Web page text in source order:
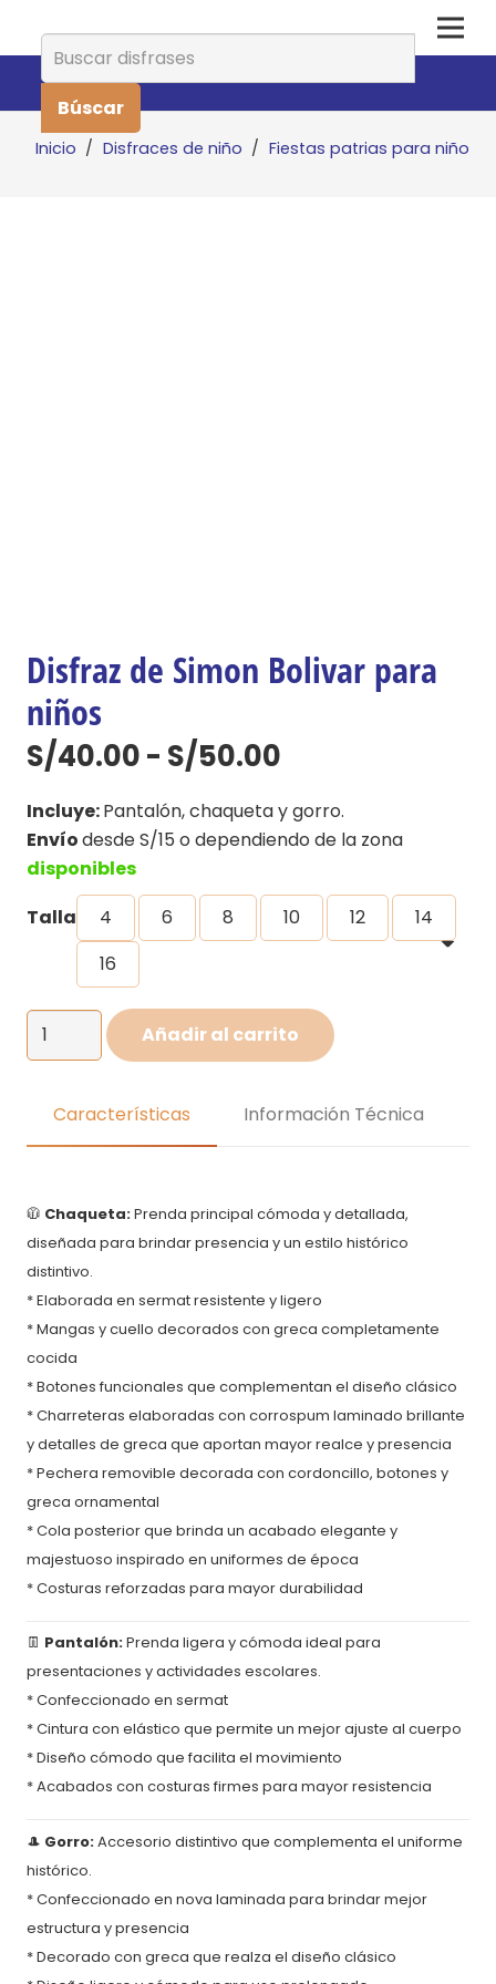
Buscar:
Inicio / Disfraces de niño / Fiestas patrias para niño
Disfraz de Simon Bolivar para
niños
S/40.00- S/50.00
precios:
desde
hasta
S/50.00
Incluye:Pantalón, chaqueta y gorro.
Envíodesde S/15 o dependiendo de la zona
disponibles
Talla
4 6 8 10 12
14
16
Disfraz
de
Bolivar
Añadir al carrito
Características Información Técnica
🧥 Chaqueta:Prenda principal cómoda y detallada,
diseñada para brindar presencia y un estilo histórico
distintivo.
* Elaborada en sermat resistente y ligero
* Mangas y cuello decorados con greca completamente
cocida
* Botones funcionales que complementan el diseño clásico
* Charreteras elaboradas con corrospum laminado brillante
y detalles de greca que aportan mayor realce y presencia
* Pechera removible decorada con cordoncillo, botones y
greca ornamental
* Cola posterior que brinda un acabado elegante y
majestuoso inspirado en uniformes de época
* Costuras reforzadas para mayor durabilidad
👖 Pantalón:Prenda ligera y cómoda ideal para
presentaciones y actividades escolares.
* Confeccionado en sermat
* Cintura con elástico que permite un mejor ajuste al cuerpo
* Diseño cómodo que facilita el movimiento
* Acabados con costuras firmes para mayor resistencia
🎩 Gorro:Accesorio distintivo que complementa el uniforme
histórico.
* Confeccionado en nova laminada para brindar mejor
estructura y presencia
* Decorado con greca que realza el diseño clásico